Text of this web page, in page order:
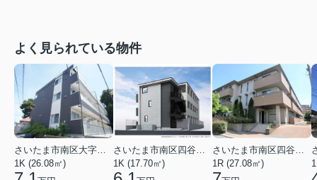
よく見られている物件
1K (26.08㎡)
1K (17.70㎡)
1R (27.08㎡)